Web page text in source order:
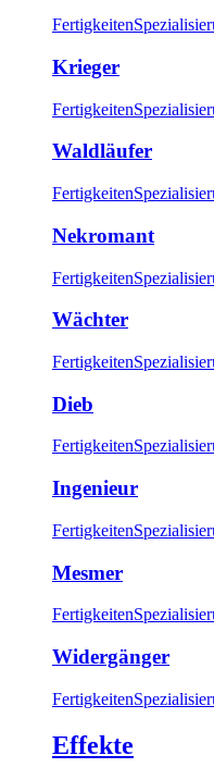
Fertigkeiten
Krieger
Fertigkeiten
Waldläufer
Fertigkeiten
Nekromant
Fertigkeiten
Wächter
Fertigkeiten
Dieb
Fertigkeiten
Ingenieur
Fertigkeiten
Mesmer
Fertigkeiten
Widergänger
Fertigkeiten
Effekte